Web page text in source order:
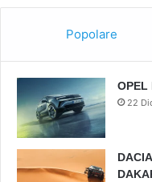
Popolare
OPEL
22